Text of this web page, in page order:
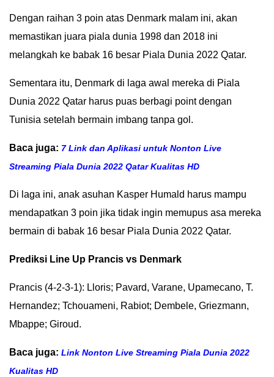
OPINI
INFOGRAFIS
ADVERTORIAL
INDEKS
Dengan raihan 3 poin atas Denmark malam ini, akan
memastikan juara piala dunia 1998 dan 2018 ini
melangkah ke babak 16 besar Piala Dunia 2022 Qatar.
Sementara itu, Denmark di laga awal mereka di Piala
Dunia 2022 Qatar harus puas berbagi point dengan
Tunisia setelah bermain imbang tanpa gol.
Baca juga: 7 Link dan Aplikasi untuk Nonton Live
Streaming Piala Dunia 2022 Qatar Kualitas HD
Di laga ini, anak asuhan Kasper Humald harus mampu
mendapatkan 3 poin jika tidak ingin memupus asa mereka
bermain di babak 16 besar Piala Dunia 2022 Qatar.
Prediksi Line Up Prancis vs Denmark
Prancis (4-2-3-1): Lloris; Pavard, Varane, Upamecano, T.
Hernandez; Tchouameni, Rabiot; Dembele, Griezmann,
Mbappe; Giroud.
Baca juga: Link Nonton Live Streaming Piala Dunia 2022
Kualitas HD